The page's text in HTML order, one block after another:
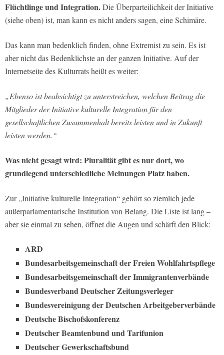
Flüchtlinge und Integration.Die Überparteilichkeit der Initiative
(siehe oben) ist, man kann es nicht anders sagen, eine Schimäre.
Das kann man bedenklich finden, ohne Extremist zu sein. Es ist
aber nicht das Bedenklichste an der ganzen Initiative. Auf der
Internetseite des Kulturrats heißt es weiter:
„Ebenso ist beabsichtigt zu unterstreichen, welchen Beitrag die
Mitglieder der Initiative kulturelle Integration für den
gesellschaftlichen Zusammenhalt bereits leisten und in Zukunft
leisten werden.“
Was nicht gesagt wird: Pluralität gibt es nur dort, wo
grundlegend unterschiedliche Meinungen Platz haben.
Zur „Initiative kulturelle Integration“ gehört so ziemlich jede
außerparlamentarische Institution von Belang. Die Liste ist lang –
aber sie einmal zu sehen, öffnet die Augen und schärft den Blick:
ARD
Bundesarbeitsgemeinschaft der Freien Wohlfahrtspflege
Bundesarbeitsgemeinschaft der Immigrantenverbände
Bundesverband Deutscher Zeitungsverleger
Bundesvereinigung der Deutschen Arbeitgeberverbände
Deutsche Bischofskonferenz
Deutscher Beamtenbund und Tarifunion
Deutscher Gewerkschaftsbund